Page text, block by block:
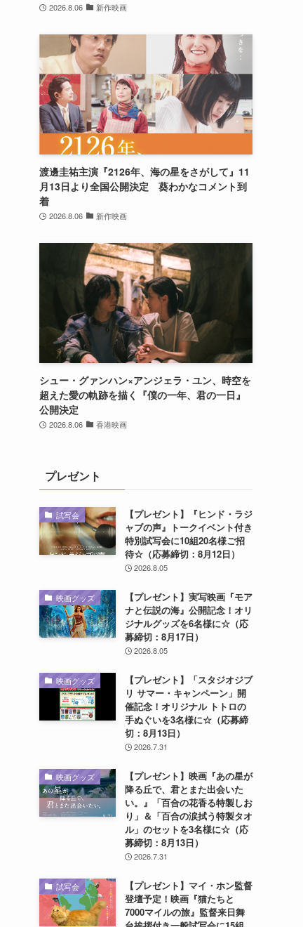
2026.8.06 新作映画
渡邊圭祐主演『2126年、海の星をさがして』11
月13日より全国公開決定 葵わかなコメント到
着
2026.8.06 新作映画
シュー・グァンハン×アンジェラ・ユン、時空を
超えた愛の軌跡を描く『僕の一年、君の一日』
公開決定
2026.8.06 香港映画
プレゼント
試写会
【プレゼント】『ヒンド・ラジ
ャブの声』トークイベント付き
特別試写会に10組20名様ご招
待☆（応募締切：8月12日）
2026.8.05
映画グッズ
【プレゼント】実写映画『モア
ナと伝説の海』公開記念！オリ
ジナルグッズを6名様に☆（応
募締切：8月17日）
2026.8.05
映画グッズ
【プレゼント】「スタジオジブ
リ サマー・キャンペーン」開
催記念！オリジナル トトロの
手ぬぐいを3名様に☆（応募締
切：8月13日）
2026.7.31
映画グッズ
【プレゼント】映画『あの星が
降る丘で、君とまた出会いた
い。』「百合の花香る特製しお
り」＆「百合の涙拭う特製タオ
ル」のセットを3名様に☆（応
募締切：8月13日）
2026.7.31
試写会
【プレゼント】マイ・ホン監督
登壇予定！映画『猫たちと
7000マイルの旅』監督来日舞